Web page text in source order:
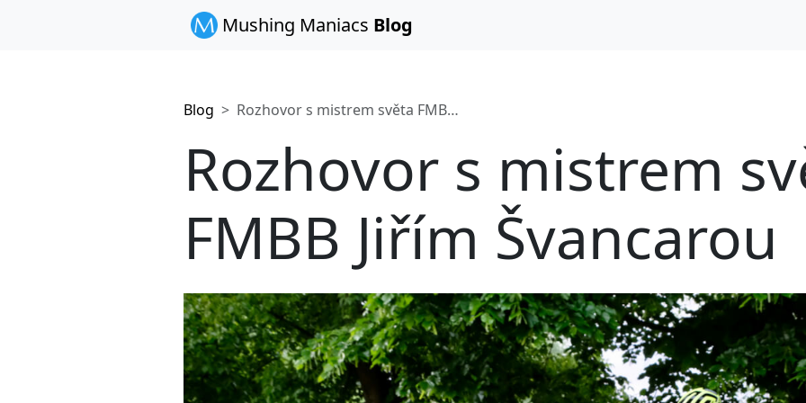
Mushing Maniacs Blog
Blog Rozhovor s mistrem světa FMBB Jiřím Švancarou
Rozhovor s mistrem
FMBB Jiřím Švancarou